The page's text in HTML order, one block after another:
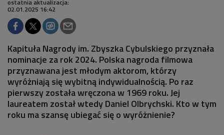
ostatnia aktualizacja:
02.01.2025 16:42
Kapituła Nagrody im. Zbyszka Cybulskiego przyznała
nominacje za rok 2024. Polska nagroda filmowa
przyznawana jest młodym aktorom, którzy
wyróżniają się wybitną indywidualnością. Po raz
pierwszy została wręczona w 1969 roku. Jej
laureatem został wtedy Daniel Olbrychski. Kto w tym
roku ma szansę ubiegać się o wyróżnienie?